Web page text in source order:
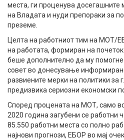
места, ги проценува досегашните
на Владата и нуди препораки за
преземе.
Целта на работниот тим на МОТ/
на работата, формиран на
беше дополнително да му
совет во донесување
развиените мерки на политики за
предизвика сериозни економски
Според процената на МОТ, само
2020 година загубени се работни
85.550 работни места со полнo
најнови прогнози, ЕБОР во мај